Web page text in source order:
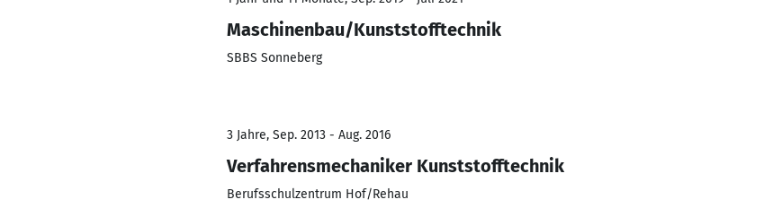
Maschinenbau/Kunststofftechnik
SBBS Sonneberg
3 Jahre, Sep. 2013 - Aug. 2016
Verfahrensmechaniker Kunststofftechnik
Berufsschulzentrum Hof/Rehau